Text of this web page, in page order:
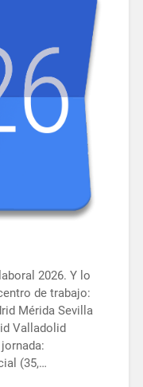
2026. Y lo
de trabajo:
Mérida Sevilla
Valladolid
(35,…